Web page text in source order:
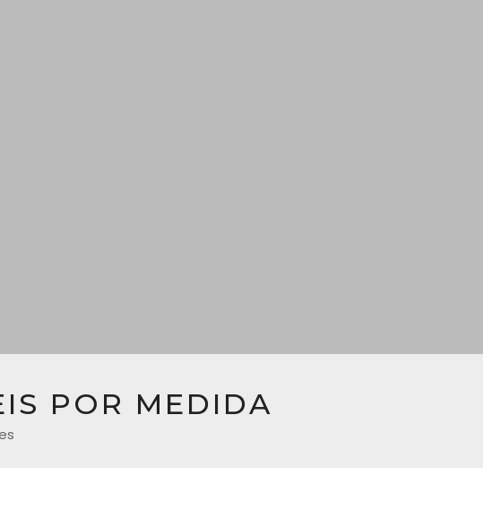
POR MEDIDA